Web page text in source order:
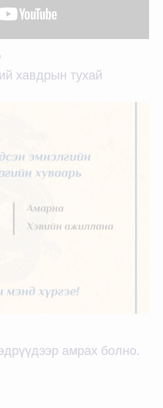
хавдрын тухай
амрах болно.